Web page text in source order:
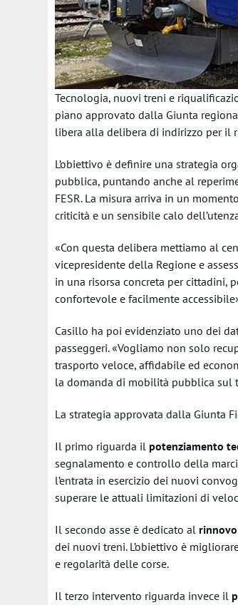
Tecnologia, nuovi treni e
piano approvato dalla Giunta
libera alla delibera di indirizzo per il
L’obiettivo è definire una strategia
pubblica, puntando anche al
FESR. La misura arriva in un
criticità e un sensibile calo
«Con questa delibera mettiamo al
vicepresidente della Regione e
in una risorsa concreta per cittadini,
confortevole e facilmente
Casillo ha poi evidenziato uno dei
passeggeri. «Vogliamo non solo
trasporto veloce, affidabile ed
la domanda di mobilità pubblica sul
La strategia approvata dalla Giunta
Il primo riguarda il potenziamento
segnalamento e controllo della
l’entrata in esercizio dei nuovi
superare le attuali limitazioni di
Il secondo asse è dedicato al
dei nuovi treni. L’obiettivo è
e regolarità delle corse.
Il terzo intervento riguarda invece il